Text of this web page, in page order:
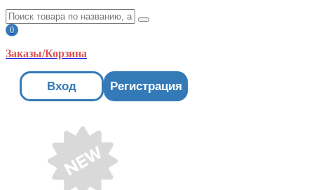
0
Заказы/Корзина
Вход Регистрация